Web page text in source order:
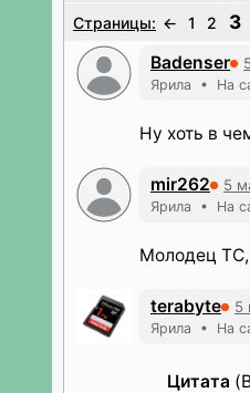
Страницы: ← 1 2 3
Badenser
Ярила • На
Ну хоть в
mir262 5
Ярила • На
Молодец ТС,
terabyte 5
Ярила • На
Цитата